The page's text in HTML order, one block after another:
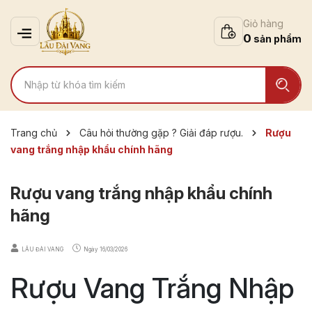
Giỏ hàng
0
Trang chủ Câu hỏi thường gặp ? Giải đáp rượu.
Rượu
vang trắng nhập khẩu chính hãng
Rượu vang trắng nhập khẩu chính
hãng
LÂU ĐÀI VANG Ngày 16/03/2026
Rượu Vang Trắng Nhập